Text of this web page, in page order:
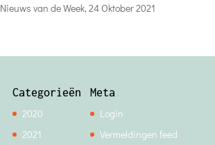
Nieuws van de Week, 24 Oktober 2021
Categorieën
2020
2021
Meta
Login
Vermeldingen feed